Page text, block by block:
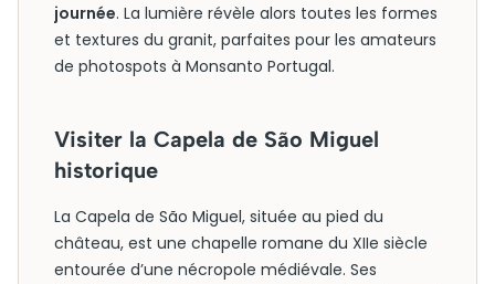
journée. La lumière révèle alors toutes les formes
et textures du granit, parfaites pour les amateurs
de photospots à Monsanto Portugal.
Visiter la Capela de São Miguel
historique
La Capela de São Miguel, située au pied du
château, est une chapelle romane du XIIe siècle
entourée d’une nécropole médiévale. Ses